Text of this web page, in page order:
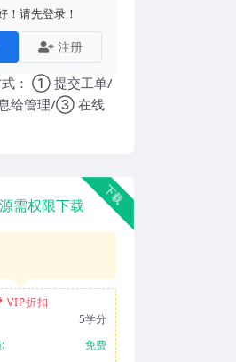
！请先登录！
注册
式： ① 提交工单/
给管理/③ 在线
下载
需权限下载
VIP折扣
5学分
免费